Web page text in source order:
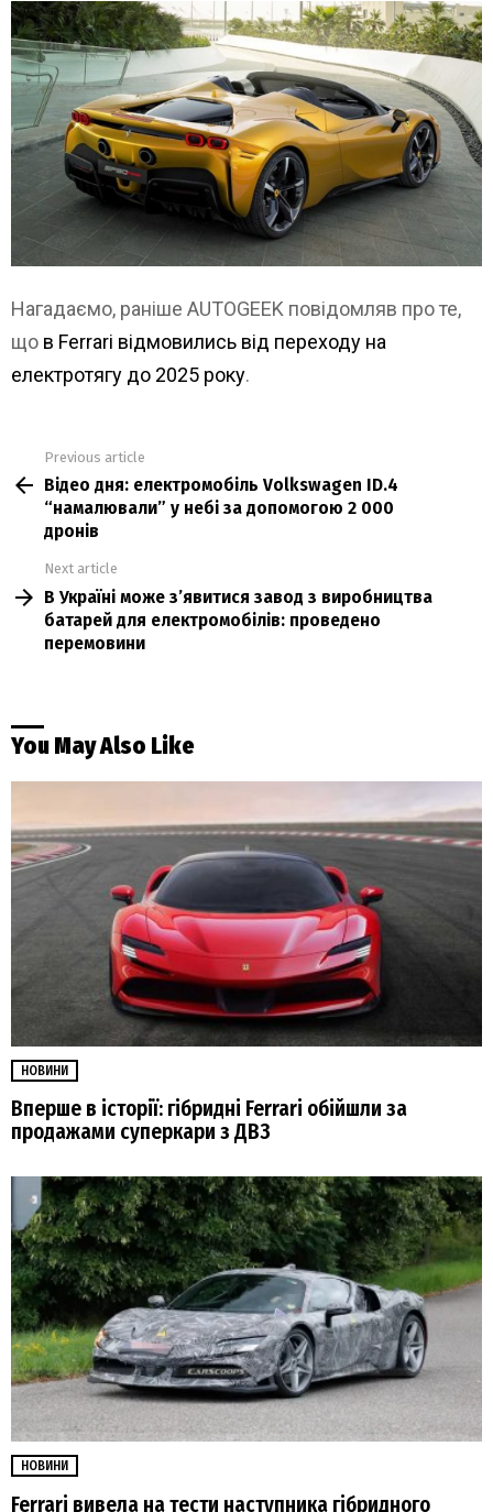
Нагадаємо, раніше AUTOGEEK повідомляв про те,
що в Ferrari відмовились від переходу на
електротягу до 2025 року.
more
Previous article
Відео дня: електромобіль Volkswagen ID.4
“намалювали” у небі за допомогою 2 000
дронів
Next article
В Україні може з’явитися завод з виробництва
батарей для електромобілів: проведено
перемовини
You May Also Like
НОВИНИ
Вперше в історії: гібридні Ferrari обійшли за
продажами суперкари з ДВЗ
НОВИНИ
Ferrari вивела на тести наступника гібридного